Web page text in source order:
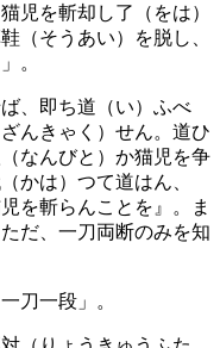
児を斬却し了（をは）
（そうあい）を脱し、
。
、即ち道（い）ふべ
んきゃく）せん。道ひ
なんびと）か猫児を争
かは）つて道はん、
を斬らんことを』。ま
だ、一刀両断のみを知
刀一段」。